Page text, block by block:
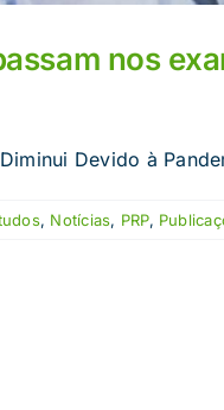
nos
Devido à
, Notícias, PRP,